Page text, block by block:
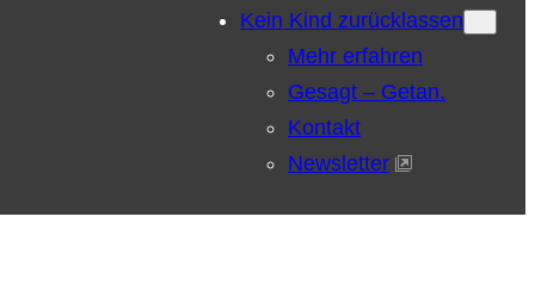
Kein Kind zurücklassen
Mehr erfahren
Gesagt – Getan.
Kontakt
Newsletter